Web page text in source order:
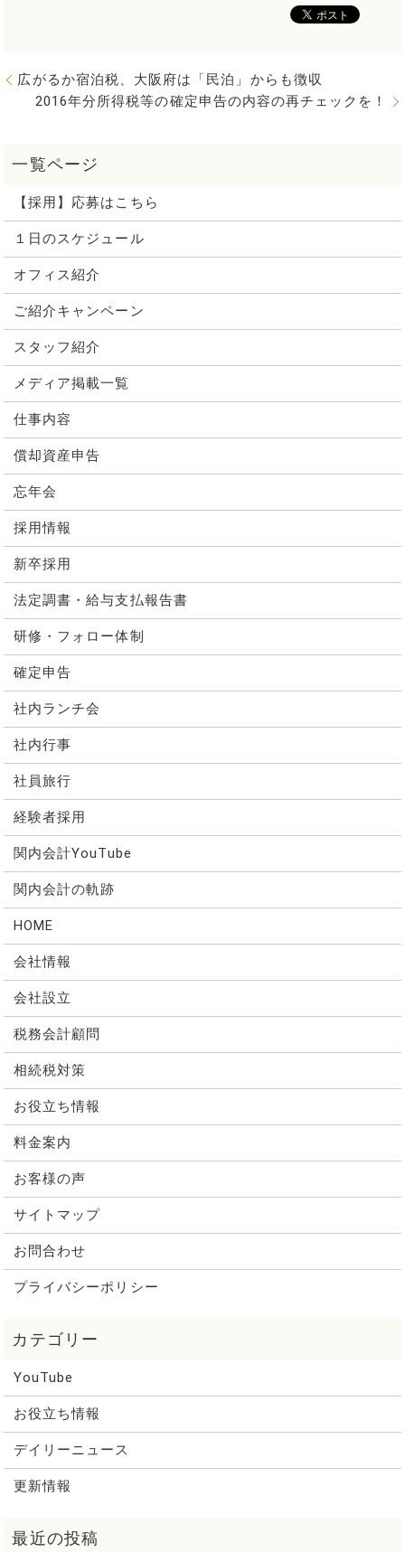
広がるか宿泊税、大阪府は「民泊」からも徴収
2016年分所得税等の確定申告の内容の再チェックを！
【採用】応募はこちら
１日のスケジュール
オフィス紹介
ご紹介キャンペーン
スタッフ紹介
メディア掲載一覧
仕事内容
償却資産申告
忘年会
採用情報
新卒採用
法定調書・給与支払報告書
研修・フォロー体制
確定申告
社内ランチ会
社内行事
社員旅行
経験者採用
関内会計YouTube
関内会計の軌跡
HOME
会社情報
会社設立
税務会計顧問
相続税対策
お役立ち情報
料金案内
お客様の声
サイトマップ
お問合わせ
プライバシーポリシー
YouTube
お役立ち情報
デイリーニュース
更新情報